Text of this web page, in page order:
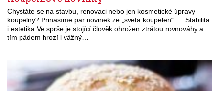
Chystáte se na stavbu, renovaci nebo jen kosmetické úpravy
koupelny? Přinášíme pár novinek ze „světa koupelen“. Stabilita
i estetika Ve sprše je stojící člověk ohrožen ztrátou rovnováhy a
tím pádem hrozí i vážný…